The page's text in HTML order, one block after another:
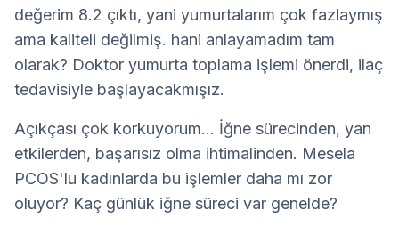
değerim 8.2 çıktı, yani yumurtalarım çok fazlaymış
ama kaliteli değilmiş. hani anlayamadım tam
olarak? Doktor yumurta toplama işlemi önerdi, ilaç
tedavisiyle başlayacakmışız.
Açıkçası çok korkuyorum... İğne sürecinden, yan
etkilerden, başarısız olma ihtimalinden. Mesela
PCOS'lu kadınlarda bu işlemler daha mı zor
oluyor? Kaç günlük iğne süreci var genelde?